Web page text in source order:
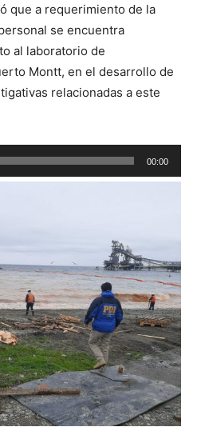
que a requerimiento de la
se encuentra
al laboratorio de
Montt, en el desarrollo de
relacionadas a este
00:00